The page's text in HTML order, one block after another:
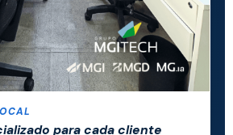
para cada cliente